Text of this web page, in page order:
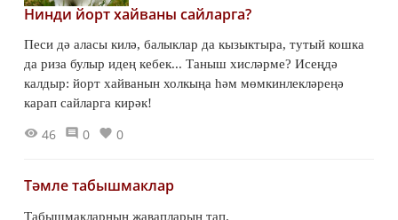
Нинди йорт хайваны сайларга?
Песи дә аласы килә, балыклар да кызыктыра, тутый кошка
да риза булыр идең кебек... Таныш хисләрме? Исеңдә
калдыр: йорт хайванын холкыңа һәм мөмкинлекләреңә
карап сайларга кирәк!
46 0 0
Тәмле табышмаклар
Табышмакларның җавапларын тап.